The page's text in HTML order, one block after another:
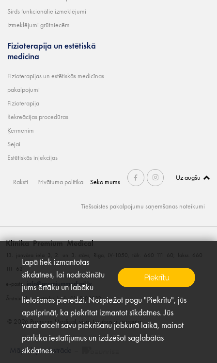
Piekrītu
Lapā tiek izmantotas
sīkdatnes, lai nodrošinātu
jums ērtāku un labāku
lietošanas pieredzi. Nospiežot pogu "Piekrītu", jūs
apstiprināt, ka piekrītat izmantot sīkdatnes. Jūs
varat atcelt savu piekrišanu jebkurā laikā, mainot
pārlūka iestatījumus un izdzēšot saglabātās
sīkdatnes.
Sirds funkcionālie izmeklējumi
Izmeklējumi grūtniecēm
Fizioterapija un estētiskā
medicīna
Fizioterapijas un estētiskās medicīnas
pakalpojumi
Fizioterapija
Rekreācijas procedūras
Ķermenim
Sejai
Estētiskās injekcijas
Raksti Privātuma politika Seko mums Uz augšu
Tiešsaistes pakalpojumu saņemšanas noteikumi
© 2026 Premium Medical, visas tiesības aizsargātas
Klīnika Premium Medical
13. janvāra iela 3, 2. un 3. stāvs, Rīga, LV-1050, tālr. 660 111 60; fakss. 660
111 62
e-pasts: info@premiummedical.lv
Ārstniecības iestādes kods 0100-00532
Mājas lapas izstrāde –